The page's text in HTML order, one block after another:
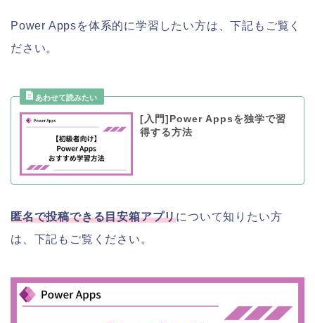
Power Appsを体系的に学習したい方は、下記もご覧く
ださい。
[入門]Power Appsを独学で習
得する方法
匿名で投稿できる目安箱アプリについて知りたい方
は、下記もご覧ください。